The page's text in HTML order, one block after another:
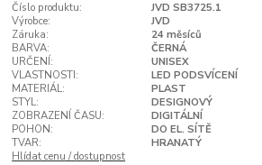
Číslo produktu:
JVD SB3725.1
Výrobce:
JVD
Záruka:
24 měsíců
BARVA:
ČERNÁ
URČENÍ:
UNISEX
VLASTNOSTI:
LED PODSVÍCENÍ
MATERIÁL:
PLAST
STYL:
DESIGNOVÝ
ZOBRAZENÍ ČASU:
DIGITÁLNÍ
POHON:
DO EL. SÍTĚ
TVAR:
HRANATÝ
Hlídat cenu / dostupnost